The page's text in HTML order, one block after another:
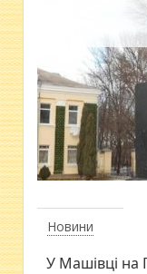
Новини
У Машівці на